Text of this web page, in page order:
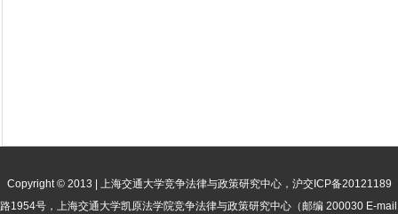
Copyright © 2013 | 上海交通大学竞争法律与政策研究中心，沪交ICP备20121189
1954号，上海交通大学凯原法学院竞争法律与政策研究中心（邮编 200030 E-